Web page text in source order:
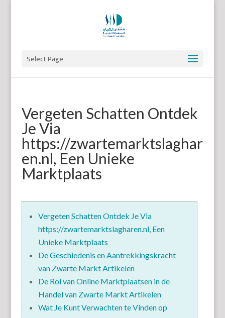
Select Page
Vergeten Schatten Ontdek
Je Via
https://zwartemarktslaghar
en.nl, Een Unieke
Marktplaats
Vergeten Schatten Ontdek Je Via
https://zwartemarktslagharen.nl, Een
Unieke Marktplaats
De Geschiedenis en Aantrekkingskracht
van Zwarte Markt Artikelen
De Rol van Online Marktplaatsen in de
Handel van Zwarte Markt Artikelen
Wat Je Kunt Verwachten te Vinden op